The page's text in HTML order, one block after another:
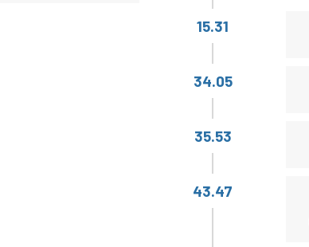
15.31
34.05
35.53
43.47